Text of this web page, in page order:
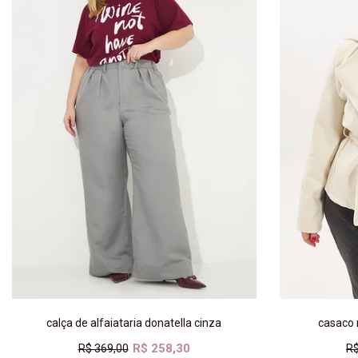
calça de alfaiataria donatella cinza
R$ 369,00 R$ 258,30
casaco